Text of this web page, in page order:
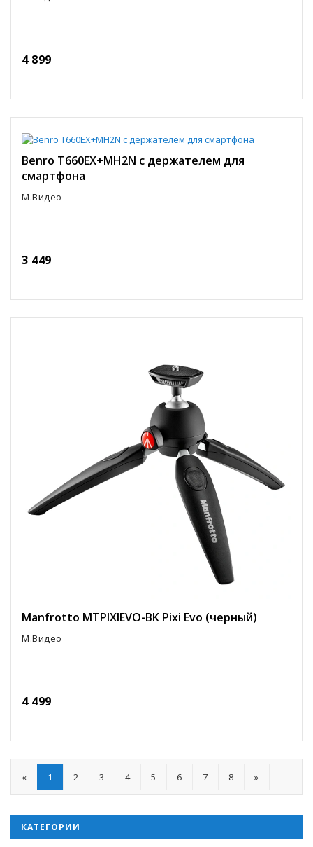
4 899
Benro T660EX+MH2N c держателем для
смартфона
М.Видео
3 449
Manfrotto MTPIXIEVO-BK Pixi Evo (черный)
М.Видео
4 499
« 1 2 3 4 5 6 7 8 »
КАТЕГОРИИ